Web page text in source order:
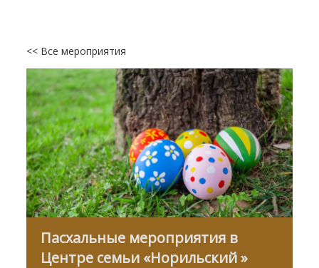
<< Все мероприятия
Пасхальные мероприятия в
Центре семьи «Норильский »